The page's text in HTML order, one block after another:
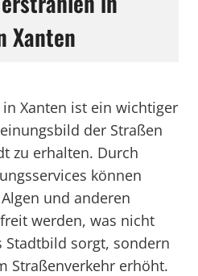
Xanten
Xanten ist ein wichtiger
der Straßen
zu erhalten. Durch
können
und anderen
werden, was nicht
sorgt, sondern
Straßenverkehr erhöht.